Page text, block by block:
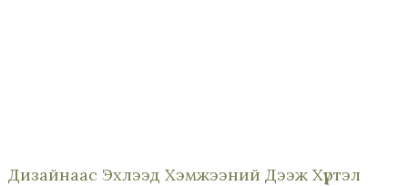
Дизайнаас Эхлээд Хэмжээний Дээж Хүртэл